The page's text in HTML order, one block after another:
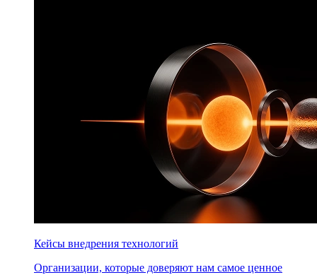
Кейсы внедрения технологий
Организации, которые доверяют нам самое ценное